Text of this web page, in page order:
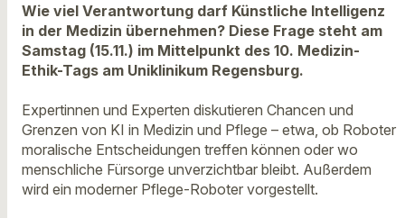
Wie viel Verantwortung darf Künstliche Intelligenz
in der Medizin übernehmen? Diese Frage steht am
Samstag (15.11.) im Mittelpunkt des 10. Medizin-
Ethik-Tags am Uniklinikum Regensburg.
Expertinnen und Experten diskutieren Chancen und
Grenzen von KI in Medizin und Pflege – etwa, ob Roboter
moralische Entscheidungen treffen können oder wo
menschliche Fürsorge unverzichtbar bleibt. Außerdem
wird ein moderner Pflege-Roboter vorgestellt.